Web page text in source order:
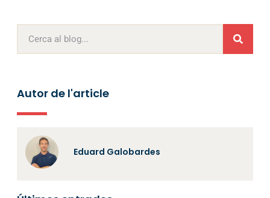
Autor de l'article
Eduard Galobardes